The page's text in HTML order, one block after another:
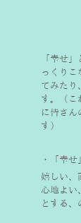
「幸せ
っくりこ
てみたり
す。（こ
に皆さん
す）
・「幸
嬉しい、
心地よい
とする